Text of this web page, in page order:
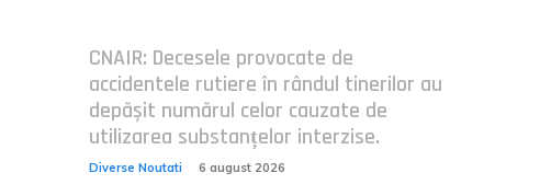
CNAIR: Decesele provocate de
accidentele rutiere în rândul tinerilor au
depășit numărul celor cauzate de
utilizarea substanțelor interzise.
Diverse Noutati 6 august 2026